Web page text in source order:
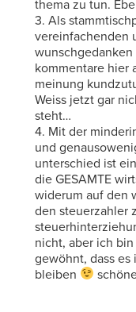
thema zu tun.
3. Als
vereinfachenden
kommentare hier
meinung
Weiss jetzt gar
steht…
4. Mit der
und
unterschied ist
die GESAMTE
widerum auf den
den steuerzahler
nicht, aber ich
gewöhnt, dass
bleiben